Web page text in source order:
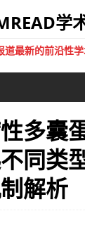
学
道最新的前沿性
多囊
同类
解析